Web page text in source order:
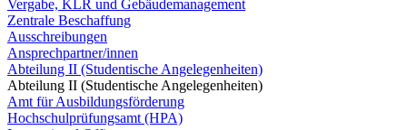
Vergabe, KLR und Gebäudemanagement
Zentrale Beschaffung
Ausschreibungen
Ansprechpartner/innen
Abteilung II (Studentische Angelegenheiten)
Abteilung II (Studentische Angelegenheiten)
Amt für Ausbildungsförderung
Hochschulprüfungsamt (HPA)